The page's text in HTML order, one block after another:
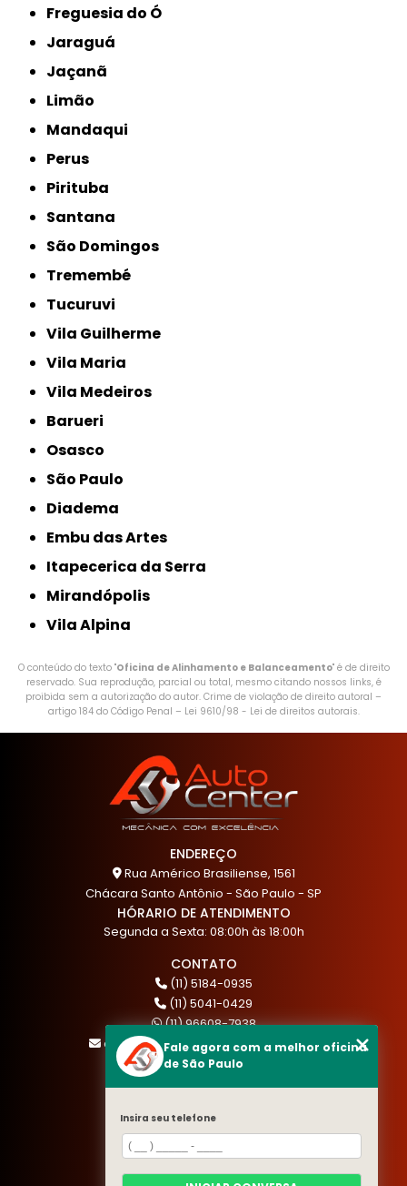
Freguesia do Ó
Jaraguá
Jaçanã
Limão
Mandaqui
Perus
Pirituba
Santana
São Domingos
Tremembé
Tucuruvi
Vila Guilherme
Vila Maria
Vila Medeiros
Barueri
Osasco
São Paulo
Diadema
Embu das Artes
Itapecerica da Serra
Mirandópolis
Vila Alpina
O conteúdo do texto "Oficina de Alinhamento e Balanceamento" é de direito
reservado. Sua reprodução, parcial ou total, mesmo citando nossos links, é
proibida sem a autorização do autor. Crime de violação de direito autoral –
artigo 184 do Código Penal – Lei 9610/98 - Lei de direitos autorais.
ENDEREÇO
Rua Américo Brasiliense, 1561
Chácara Santo Antônio - São Paulo - SP
HÓRARIO DE ATENDIMENTO
Segunda a Sexta: 08:00h às 18:00h
CONTATO
(11) 5184-0935
(11) 5041-0429
(11) 96608-7938
atendimento@akautocenter.com.br
MENU
HOME
QUEM SOMOS
SERVIÇOS
Fale agora com a melhor oficina
de São Paulo
Insira seu telefone